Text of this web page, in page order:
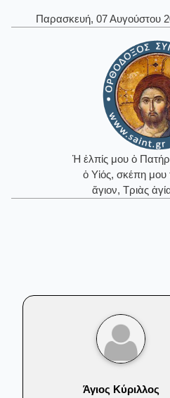
Παρασκευή, 07 Αυγούστου
Ἡ ἐλπίς μου ὁ
ὁ Υἱός, σκέπη
ἅγιον, Τριὰς
Άγιος Κύριλλος